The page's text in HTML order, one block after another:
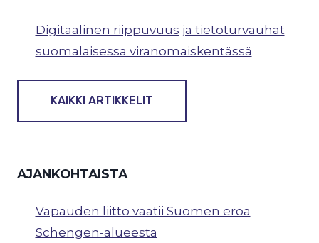
Digitaalinen riippuvuus ja tietoturvauhat
suomalaisessa viranomaiskentässä
KAIKKI ARTIKKELIT
AJANKOHTAISTA
Vapauden liitto vaatii Suomen eroa
Schengen-alueesta